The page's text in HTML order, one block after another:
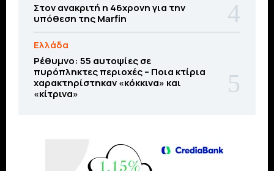
Στον ανακριτή η 46χρονη για την
υπόθεση της Marfin
Ελλάδα
Ρέθυμνο: 55 αυτοψίες σε
πυρόπληκτες περιοχές – Ποια κτίρια
χαρακτηρίστηκαν «κόκκινα» και
«κίτρινα»